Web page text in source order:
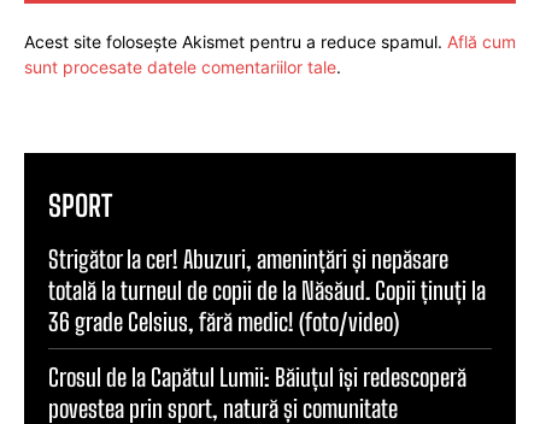
Acest site folosește Akismet pentru a reduce spamul. Află cum
sunt procesate datele comentariilor tale.
SPORT
Strigător la cer! Abuzuri, amenințări și nepăsare
totală la turneul de copii de la Năsăud. Copii ținuți la
36 grade Celsius, fără medic! (foto/video)
Crosul de la Capătul Lumii: Băiuțul își redescoperă
povestea prin sport, natură și comunitate